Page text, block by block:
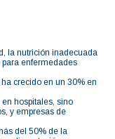
la nutrición inadecuada
enfermedades
crecido en un 30% en
hospitales, sino
y empresas de
del 50% de la